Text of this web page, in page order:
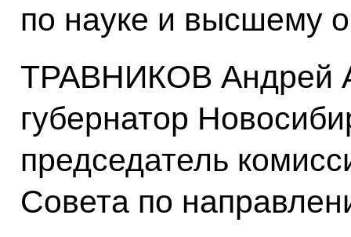
по науке и высшему
ТРАВНИКОВ Андрей
губернатор
председатель
Совета по